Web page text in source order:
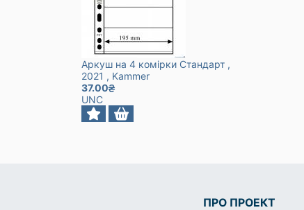
Аркуш на 4 комірки Стандарт ,
2021 , Kammer
37.00
UNC
ПРО ПРОЕКТ